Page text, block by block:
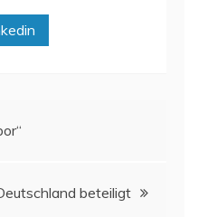
beteiligt